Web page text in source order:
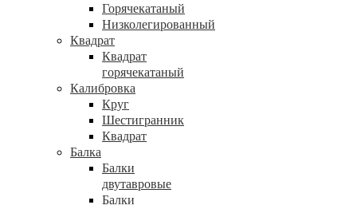
Горячекатаный
Низколегированный
Квадрат
Квадрат
горячекатаный
Калибровка
Круг
Шестигранник
Квадрат
Балка
Балки
двутавровые
Балки